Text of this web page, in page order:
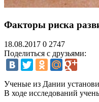
Факторы риска
18.08.2017 0 2747
Поделиться с друзьями:
Ученые из Дании
В ходе исследований